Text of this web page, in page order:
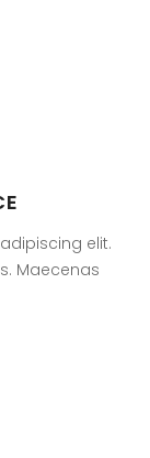
elit.
Maecenas